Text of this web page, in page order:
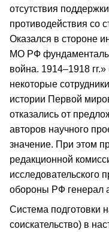
отсутствия
противодействия со
Оказался в стороне
МО РФ
война. 1914–1918
некоторые
истории Первой
отказались от
авторов научного
значение. При этом
редакционной
исследовательского
обороны РФ генерал
Система подготовки
соискательство) в